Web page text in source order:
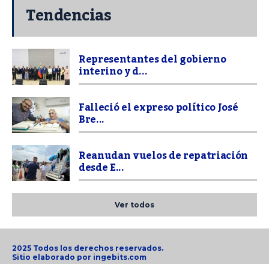
Tendencias
Representantes del gobierno
interino y d...
Falleció el expreso político José
Bre...
Reanudan vuelos de repatriación
desde E...
Ver todos
2025 Todos los derechos reservados.
Sitio elaborado por ingebits.com